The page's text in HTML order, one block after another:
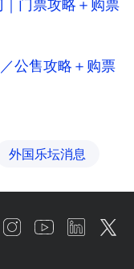
门票攻略＋购票
公售攻略＋购票
外国乐坛消息